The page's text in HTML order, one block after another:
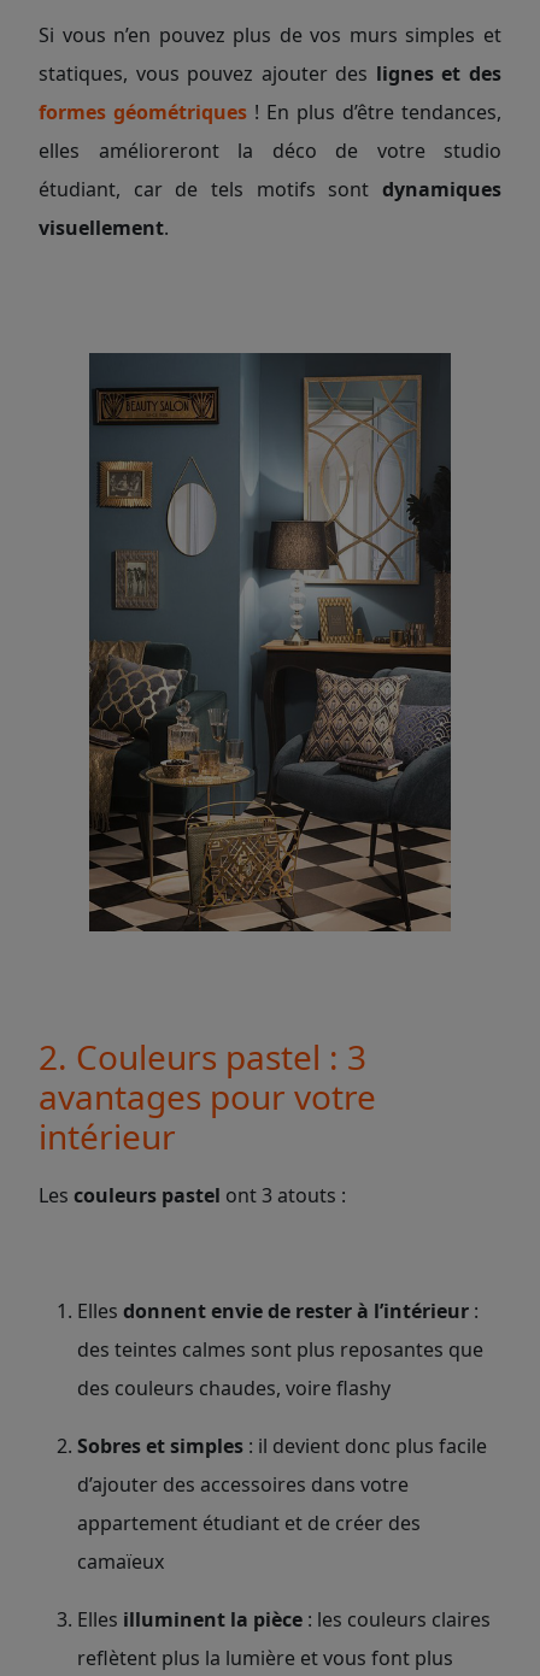
Si vous n’en pouvez plus de vos murs simples et
statiques, vous pouvez ajouter des lignes et des
formes géométriques ! En plus d’être tendances,
elles amélioreront la déco de votre studio
étudiant, car de tels motifs sont dynamiques
visuellement.
2. Couleurs pastel : 3
avantages pour votre
intérieur
Les couleurs pastel ont 3 atouts :
Elles donnent envie de rester à l’intérieur :
des teintes calmes sont plus reposantes que
des couleurs chaudes, voire flashy
Sobres et simples : il devient donc plus facile
d’ajouter des accessoires dans votre
appartement étudiant et de créer des
camaïeux
Elles illuminent la pièce : les couleurs claires
reflètent plus la lumière et vous font plus